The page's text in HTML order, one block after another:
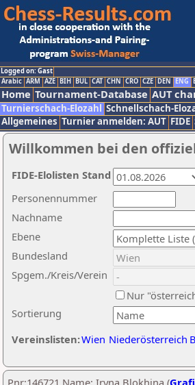
Logged on: Gast
Arabic ARM AZE BIH BUL CAT CHN CRO CZE DEN ENG
Home Tournament-Database AUT
Turnierschach-Elozahl Schnellschach-
Allgemeines Turnier anmelden: AUT FIDE
Willkommen bei den
Nachname
Ebene
Sortierung
Personennummer
Bundesland
Spgem./Kreis/Verein
Nur
Vereinslisten:Wien Niederösterreich
FIDE-Elolisten Stand
Pnr:146721 Name: Iryna Blokhina (